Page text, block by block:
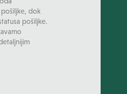
dok
pošiljke.